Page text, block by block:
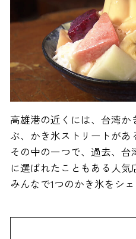
高雄港の近くには、台湾
ぶ、かき氷ストリートがあ
その中の一つで、過去、
に選ばれたこともある人気
みんなで1つのかき氷をシ